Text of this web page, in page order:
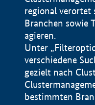
regional verortet
Branchen sowie
agieren.
Unter
verschiedene
gezielt nach
bestimmten
Impressum
Datenschutzerklärung
BMWE, 2026 ©
100 km © Geobasis-DE / BKG